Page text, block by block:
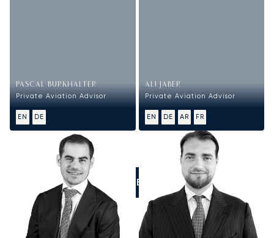
PASCAL BURKHALTER
Private Aviation Advisor
EN DE
ALI JABER
Private Aviation Advisor
EN DE AR FR
RUFEN SIE UNS AN